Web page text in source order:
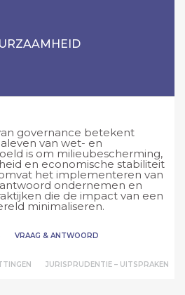
governance betekent
van wet- en
is om milieubescherming,
en economische stabiliteit
het implementeren van
ondernemen en
die de impact van een
minimaliseren.
VRAAG & ANTWOORD
JURISPRUDENTIE – UITSPRAKEN